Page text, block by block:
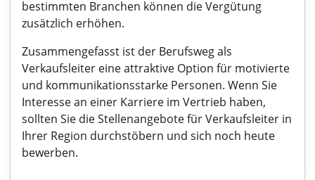
bestimmten Branchen können die Vergütung
zusätzlich erhöhen.
Zusammengefasst ist der Berufsweg als
Verkaufsleiter eine attraktive Option für motivierte
und kommunikationsstarke Personen. Wenn Sie
Interesse an einer Karriere im Vertrieb haben,
sollten Sie die Stellenangebote für Verkaufsleiter in
Ihrer Region durchstöbern und sich noch heute
bewerben.